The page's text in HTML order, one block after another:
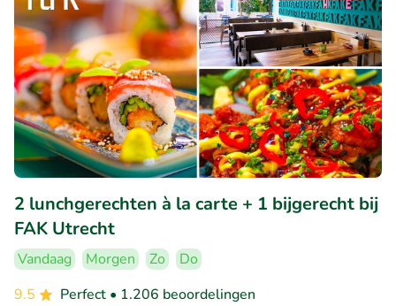
2 lunchgerechten à la carte + 1 bijgerecht bij
FAK Utrecht
Vandaag Morgen Zo
Do
9.5
Perfect • 1.206 beoordelingen